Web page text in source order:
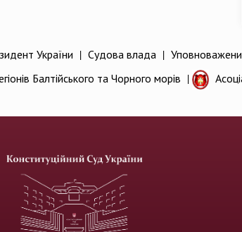
України | Судова влада |
Балтійського та Чорного морів |